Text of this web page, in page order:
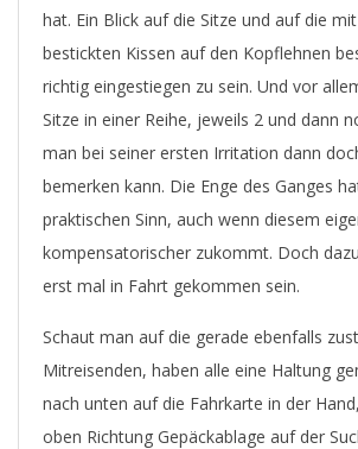
hat. Ein Blick auf die Sitze und auf die mit
bestickten Kissen auf den Kopflehnen
richtig eingestiegen zu sein. Und vor
Sitze in einer Reihe, jeweils 2 und dann
man bei seiner ersten Irritation dann
bemerken kann. Die Enge des Ganges
praktischen Sinn, auch wenn diesem
kompensatorischer zukommt. Doch
erst mal in Fahrt gekommen sein.
Schaut man auf die gerade ebenfalls
Mitreisenden, haben alle eine Haltung
nach unten auf die Fahrkarte in der
oben Richtung Gepäckablage auf der